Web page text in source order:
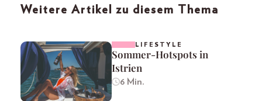
Weitere Artikel zu diesem Thema
LIFESTYLE
Sommer-Hotspots in
Istrien
6 Min.